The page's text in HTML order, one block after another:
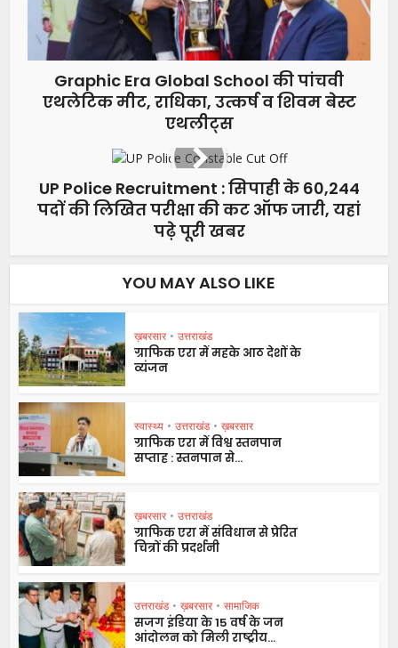
Graphic Era Global School की पांचवी
एथलेटिक मीट, राधिका, उत्कर्ष व शिवम बेस्ट
एथलीट्स
UP Police Recruitment : सिपाही के 60,244
पदों की लिखित परीक्षा की कट ऑफ जारी, यहां
पढ़े पूरी खबर
YOU MAY ALSO LIKE
ख़बरसार • उत्तराखंड
ग्राफिक एरा में महके आठ देशों के
व्यंजन
स्वास्थ्य • उत्तराखंड • ख़बरसार
ग्राफिक एरा में विश्व स्तनपान
सप्ताह : स्तनपान से...
ख़बरसार • उत्तराखंड
ग्राफिक एरा में संविधान से प्रेरित
चित्रों की प्रदर्शनी
उत्तराखंड • ख़बरसार • सामाजिक
सजग इंडिया के 15 वर्ष के जन
आंदोलन को मिली राष्ट्रीय...